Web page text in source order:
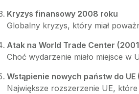
Kryzys finansowy 2008 roku
Globalny kryzys, który miał
Atak na World Trade Center
Choć wydarzenie miało miejsce
Wstąpienie nowych państw do UE
Największe rozszerzenie UE,